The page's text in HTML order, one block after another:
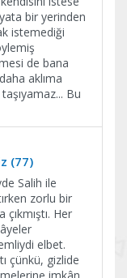
bir yerinden
istemediği
de bana
aklıma
Bu
(77)
Salih ile
zorlu bir
Her
elbet.
çünkü, gizlide